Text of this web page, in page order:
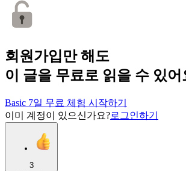
회원가입만 해도
이 글을 무료로 읽을 수 있어
Basic 7일 무료 체험 시작하기
이미 계정이 있으신가요?로그인하기
3